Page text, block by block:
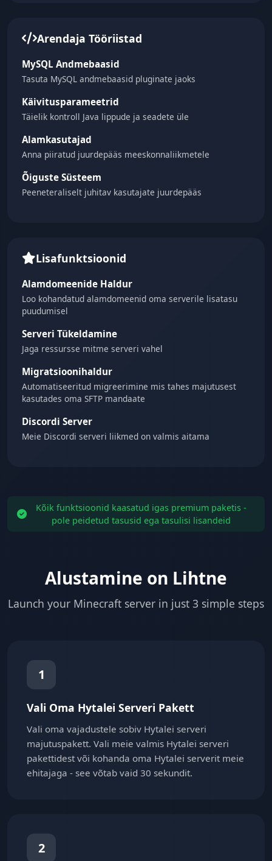
Arendaja Tööriistad
MySQL Andmebaasid
Tasuta MySQL andmebaasid pluginate jaoks
Käivitusparameetrid
Täielik kontroll Java lippude ja seadete üle
Alamkasutajad
Anna piiratud juurdepääs meeskonnaliikmetele
Õiguste Süsteem
Peeneteraliselt juhitav kasutajate juurdepääs
Lisafunktsioonid
Alamdomeenide Haldur
Loo kohandatud alamdomeenid oma serverile lisatasu
puudumisel
Serveri Tükeldamine
Jaga ressursse mitme serveri vahel
Migratsioonihaldur
Automatiseeritud migreerimine mis tahes majutusest
kasutades oma SFTP mandaate
Discordi Server
Meie Discordi serveri liikmed on valmis aitama
Kõik funktsioonid kaasatud igas premium paketis -
pole peidetud tasusid ega tasulisi lisandeid
Alustamine on Lihtne
Launch your Minecraft server in just 3 simple steps
1
Vali Oma Hytalei Serveri Pakett
Vali oma vajadustele sobiv Hytalei serveri
majutuspakett. Vali meie valmis Hytalei serveri
pakettidest või kohanda oma Hytalei serverit meie
ehitajaga - see võtab vaid 30 sekundit.
2